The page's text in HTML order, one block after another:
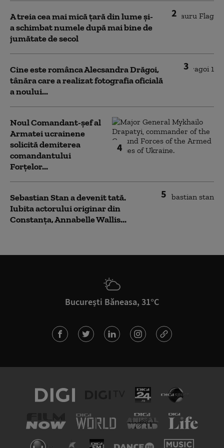
2
A treia cea mai mică țară din lume și-
a schimbat numele după mai bine de
jumătate de secol
3
Cine este românca Alecsandra Drăgoi,
tânăra care a realizat fotografia oficială
a noului...
4
Noul Comandant-șef al
Armatei ucrainene
solicită demiterea
comandantului
Forțelor...
5
Sebastian Stan a devenit tată.
Iubita actorului originar din
Constanța, Annabelle Wallis...
București Băneasa, 31°C